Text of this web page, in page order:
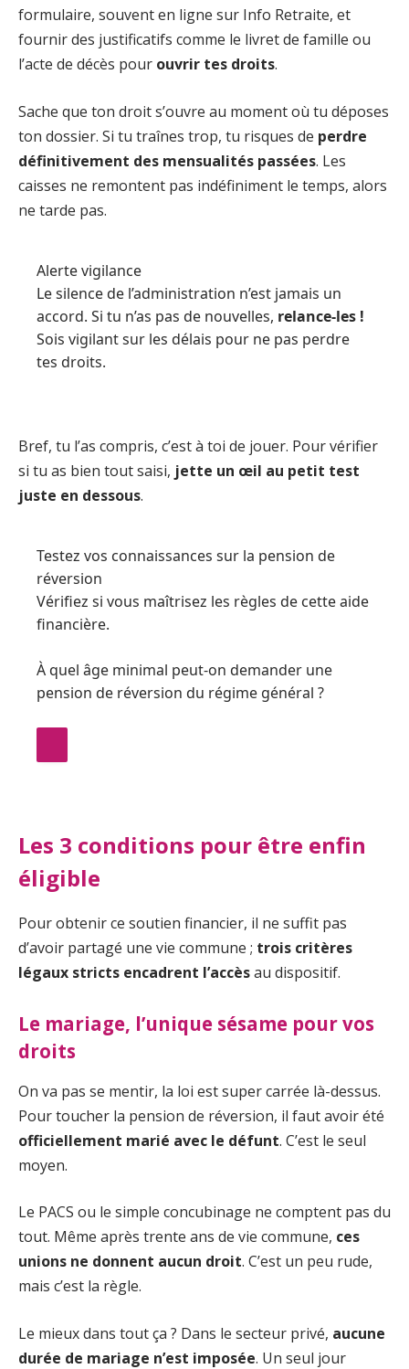
formulaire, souvent en ligne sur Info Retraite, et
fournir des justificatifs comme le livret de famille ou
l’acte de décès pour ouvrir tes droits.
Sache que ton droit s’ouvre au moment où tu déposes
ton dossier. Si tu traînes trop, tu risques de perdre
définitivement des mensualités passées. Les
caisses ne remontent pas indéfiniment le temps, alors
ne tarde pas.
Alerte vigilance
Le silence de l’administration n’est jamais un
accord. Si tu n’as pas de nouvelles, relance-les !
Sois vigilant sur les délais pour ne pas perdre
tes droits.
Bref, tu l’as compris, c’est à toi de jouer. Pour vérifier
si tu as bien tout saisi, jette un œil au petit test
juste en dessous.
Testez vos connaissances sur la pension de
réversion
Vérifiez si vous maîtrisez les règles de cette aide
financière.
À quel âge minimal peut-on demander une
pension de réversion du régime général ?
Les 3 conditions pour être enfin
éligible
Pour obtenir ce soutien financier, il ne suffit pas
d’avoir partagé une vie commune ; trois critères
légaux stricts encadrent l’accèsau dispositif.
Le mariage, l’unique sésame pour vos
droits
On va pas se mentir, la loi est super carrée là-dessus.
Pour toucher la pension de réversion, il faut avoir été
officiellement marié avec le défunt. C’est le seul
moyen.
Le PACS ou le simple concubinage ne comptent pas du
tout. Même après trente ans de vie commune, ces
unions ne donnent aucun droit. C’est un peu rude,
mais c’est la règle.
Le mieux dans tout ça ? Dans le secteur privé, aucune
durée de mariage n’est imposée. Un seul jour